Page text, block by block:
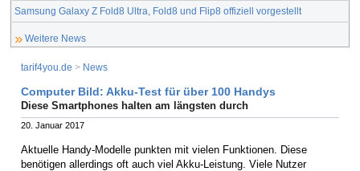
Samsung Galaxy Z Fold8 Ultra, Fold8 und Flip8 offiziell vorgestellt
Weitere News
tarif4you.de > News
Computer Bild: Akku-Test für über 100 Handys
Diese Smartphones halten am längsten durch
20. Januar 2017
Aktuelle Handy-Modelle punkten mit vielen Funktionen. Diese
benötigen allerdings oft auch viel Akku-Leistung. Viele Nutzer